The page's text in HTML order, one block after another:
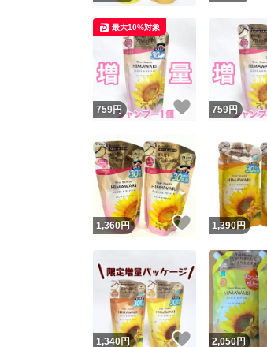
759円 いいね！
最大10%対象
759円
1,360円 いいね！
1,390円
1,340円 いいね！
2,050円